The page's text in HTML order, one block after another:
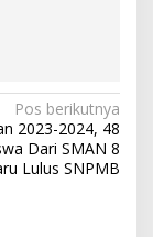
Pos berikutnya
2023-2024, 48
Dari SMAN 8
Lulus SNPMB